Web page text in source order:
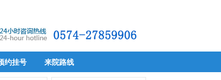
约挂号 来院路线